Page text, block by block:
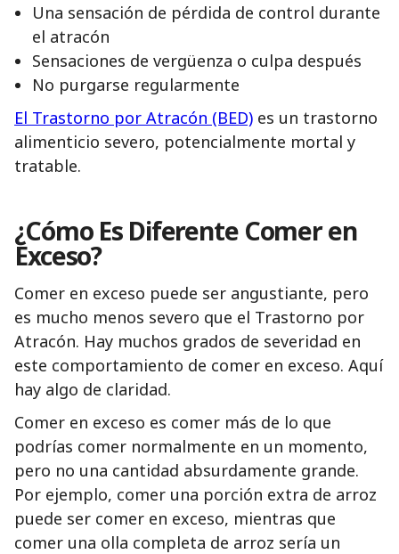
Una sensación de pérdida de control durante
el atracón
Sensaciones de vergüenza o culpa después
No purgarse regularmente
El Trastorno por Atracón (BED) es un trastorno
alimenticio severo, potencialmente mortal y
tratable.
¿Cómo Es Diferente Comer en
Exceso?
Comer en exceso puede ser angustiante, pero
es mucho menos severo que el Trastorno por
Atracón. Hay muchos grados de severidad en
este comportamiento de comer en exceso. Aquí
hay algo de claridad.
Comer en exceso es comer más de lo que
podrías comer normalmente en un momento,
pero no una cantidad absurdamente grande.
Por ejemplo, comer una porción extra de arroz
puede ser comer en exceso, mientras que
comer una olla completa de arroz sería un